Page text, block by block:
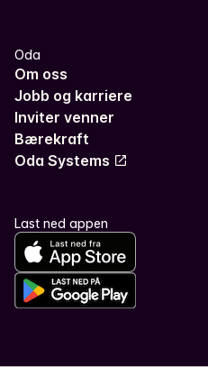
Oda
Om oss
Jobb og karriere
Inviter venner
Bærekraft
Oda Systems
Last ned appen